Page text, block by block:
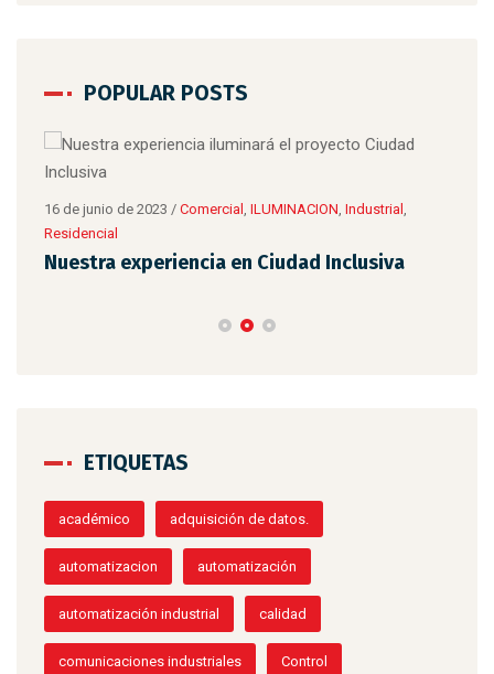
POPULAR POSTS
16 de junio de 2023 / Comercial , ILUMINACION, Industrial ,
Residencial
Nuestra experiencia en Ciudad Inclusiva
ETIQUETAS
académico adquisición de datos.
automatizacion automatización
automatización industrial calidad
comunicaciones industriales Control